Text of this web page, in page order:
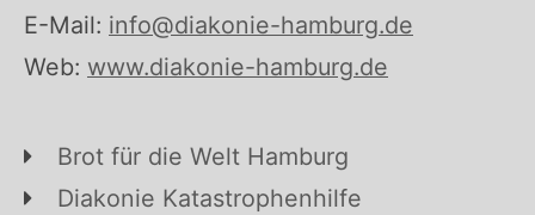
E-Mail: info@diakonie-hamburg.de
Web: www.diakonie-hamburg.de
Brot für die Welt Hamburg
Diakonie Katastrophenhilfe